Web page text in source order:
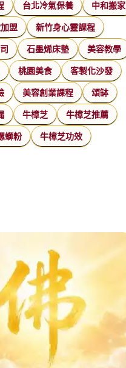
台北冷氣保養 中和搬家
盟 新竹身心靈課程
石墨烯床墊 美容教學
桃園美食 客製化沙發
美容創業課程 頌缽
牛樟芝 牛樟芝推薦
螄粉 牛樟芝功效